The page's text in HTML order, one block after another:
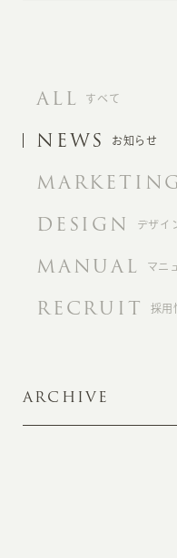
ALL すべて
NEWS お知らせ
MARKETING
DESIGN デザイ
MANUAL マニ
RECRUIT 採用
ARCHIVE